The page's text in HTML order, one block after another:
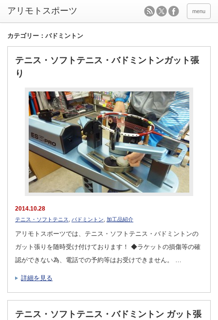
menu
カテゴリー：バドミントン
テニス・ソフトテニス・バドミントンガット張
り
2014.10.28
テニス・ソフトテニス, バドミントン, 加工品紹介
アリモトスポーツでは、テニス・ソフトテニス・バドミントンの
ガット張りを随時受け付けております！ ◆ラケットの損傷等の確
認ができない為、電話での予約等はお受けできません。 …
詳細を見る
テニス・ソフトテニス・バドミントン ガット張